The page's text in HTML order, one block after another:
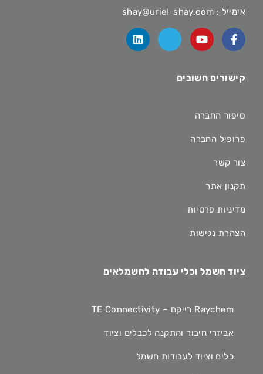
אימייל : shay@uriel-shay.com
קישורים חשובים
סיפור החברה
פרופיל החברה
צור קשר
תקנון אתר
מדיניות פרטיות
הצהרת נגישות
ציוד חשמל וכלי עבודה לחשמלאים
Raychem רייקם – TE Connectivity
אביזרי חיבור והתקנה לכבלים וציוד
כלים וציוד לעבודות חשמל